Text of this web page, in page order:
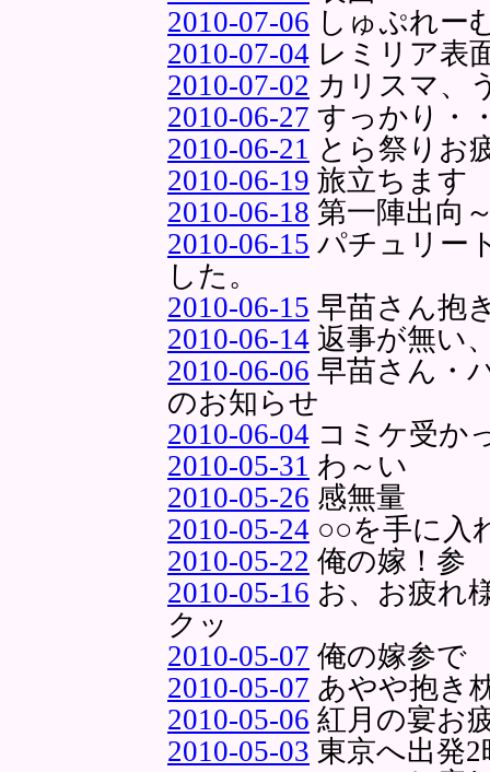
2010-07-06 しゅぷれー
2010-07-04 レミリア表
2010-07-02 カリスマ、
2010-06-27 すっかり・
2010-06-21 とら祭りお
2010-06-19 旅立ちます
2010-06-18 第一陣出向
2010-06-15 パチュリー
した。
2010-06-15 早苗さん抱
2010-06-14 返事が無い
2010-06-06 早苗さん・
のお知らせ
2010-06-04 コミケ受か
2010-05-31 わ～い
2010-05-26 感無量
2010-05-24 ○○を手に入
2010-05-22 俺の嫁！参
2010-05-16 お、お疲れ
クッ
2010-05-07 俺の嫁参で
2010-05-07 あやや抱き
2010-05-06 紅月の宴お
2010-05-03 東京へ出発